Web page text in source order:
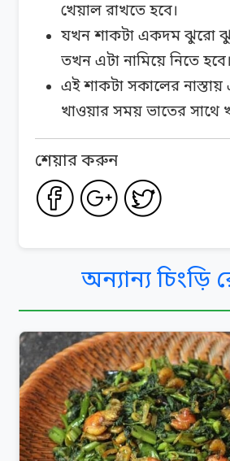
খেয়াল রাখতে হবে।
যখন শাকটা একদম ঝুরো
তখন এটা নামিয়ে নিতে হবে।
এই শাকটা সকালের
খাওয়ার সময় ভাতের সাথে
শেয়ার করুন
অন্যান্য চিংড়ি